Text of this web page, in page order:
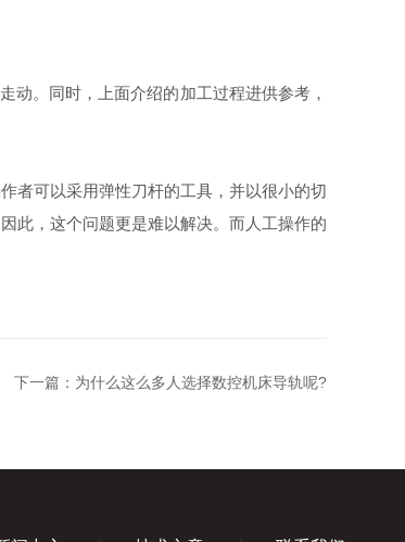
。同时，上面介绍的加工过程进供参考，
者可以采用弹性刀杆的工具，并以很小的切
此，这个问题更是难以解决。而人工操作的
下一篇： 为什么这么多人选择数控机床导轨呢?